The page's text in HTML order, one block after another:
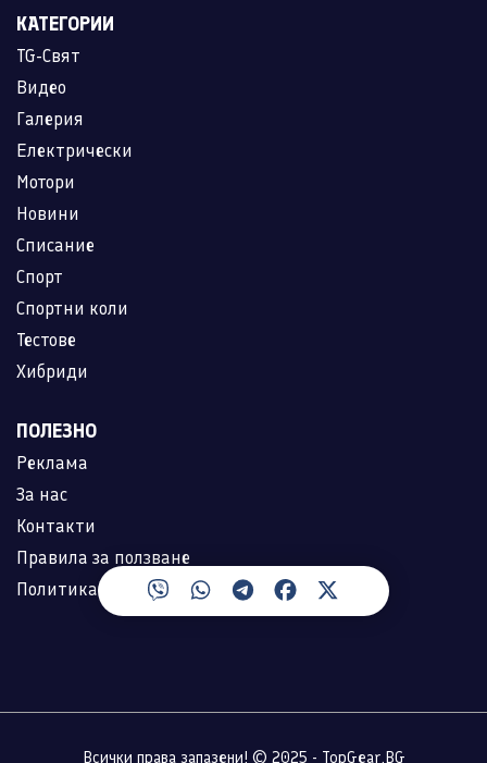
КАТЕГОРИИ
TG-Свят
Видео
Галерия
Електрически
Мотори
Новини
Списание
Спорт
Спортни коли
Тестове
Хибриди
ПОЛЕЗНО
Реклама
За нас
Контакти
Правила за ползване
Политика за лични данни
Всички права запазени! © 2025 - TopGear.BG